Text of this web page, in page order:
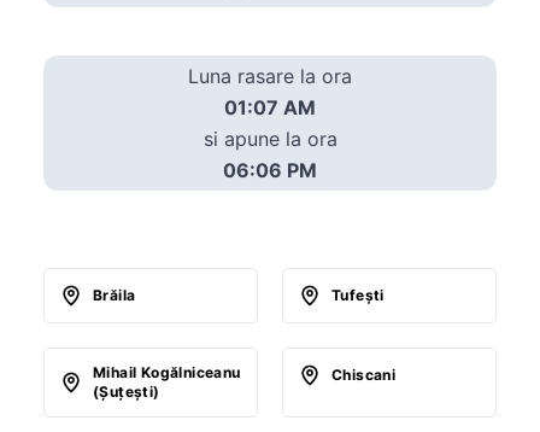
Luna rasare la ora
01:07 AM
si apune la ora
06:06 PM
Brăila Tufeşti
Mihail Kogălniceanu
(Şuţeşti)
Chiscani